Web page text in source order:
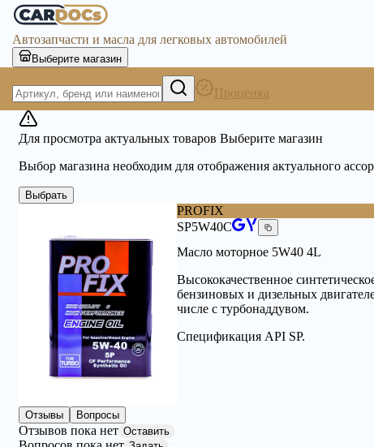
Автозапчасти и масла для легковых автомобилей
Выберите магазин
Проценка
Для просмотра актуальных товаров Выберите магазин
Выбор магазина необходим для отображения актуального
Выбрать
PROFIX
SP5W40C
Масло моторное 5W40 4L
Высококачественное
бензиновых и дизельных
числе с турбонаддувом.
Спецификация API SP.
Отзывы Вопросы
Отзывов пока нет Оставить